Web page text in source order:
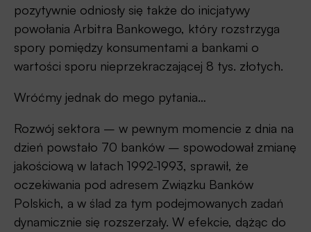
pozytywnie odniosły się także do inicjatywy
powołania Arbitra Bankowego, który rozstrzyga
spory pomiędzy konsumentami a bankami o
wartości sporu nieprzekraczającej 8 tys. złotych.
Wróćmy jednak do mego pytania…
Rozwój sektora – w pewnym momencie z dnia na
dzień powstało 70 banków – spowodował zmianę
jakościową w latach 1992-1993, sprawił, że
oczekiwania pod adresem Związku Banków
Polskich, a w ślad za tym podejmowanych zadań
dynamicznie się rozszerzały. W efekcie, dążąc do